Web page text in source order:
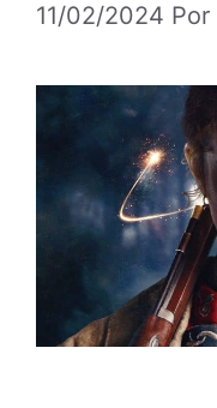
11/02/2024 Por